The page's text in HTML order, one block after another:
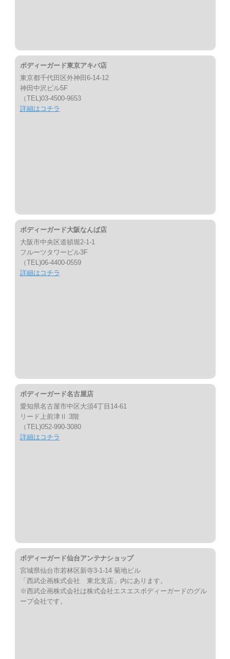
ボディーガード東京アキバ店
東京都千代田区外神田6-14-12
神田中沢ビル5F
（TEL)03-4500-9653
詳細はコチラ
ボディーガード大阪なんば店
大阪市中央区道頓堀2-1-1
フルーツタワービル3F
（TEL)06-4400-0559
詳細はコチラ
ボディーガード名古屋店
愛知県名古屋市中区大須4丁目14-61
リード上前津Ⅱ 3階
（TEL)052-990-3080
詳細はコチラ
ボディーガード仙台アンテナショップ
宮城県仙台市若林区新寺3-1-14 菊地ビル
「西武企画株式会社 東北支店」内にあります。
※西武企画株式会社は株式会社エスエスボディーガードのグル
ープ会社です。